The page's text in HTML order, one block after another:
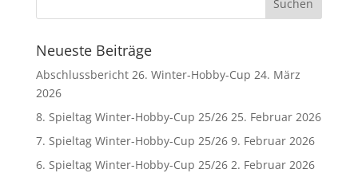
Neueste Beiträge
Abschlussbericht 26. Winter-Hobby-Cup 24. März
2026
8. Spieltag Winter-Hobby-Cup 25/26 25. Februar 2026
7. Spieltag Winter-Hobby-Cup 25/26 9. Februar 2026
6. Spieltag Winter-Hobby-Cup 25/26 2. Februar 2026